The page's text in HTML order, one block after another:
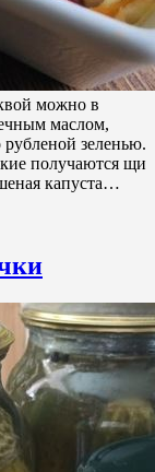
можно в
маслом,
зеленью.
получаются щи
капуста…